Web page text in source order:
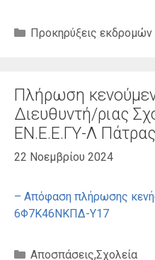
Κατηγορίες
Προκηρύξεις εκδρομών
Πλήρωση
Διευθυντή/ριας
ΕΝ.Ε.Ε.ΓΥ-Λ
22 Νοεμβρίου 2024
– Απόφαση πλήρωσης
6Φ7Κ46ΝΚΠΔ-Υ17
Κατηγορίες
Αποσπάσεις,Σχολεία